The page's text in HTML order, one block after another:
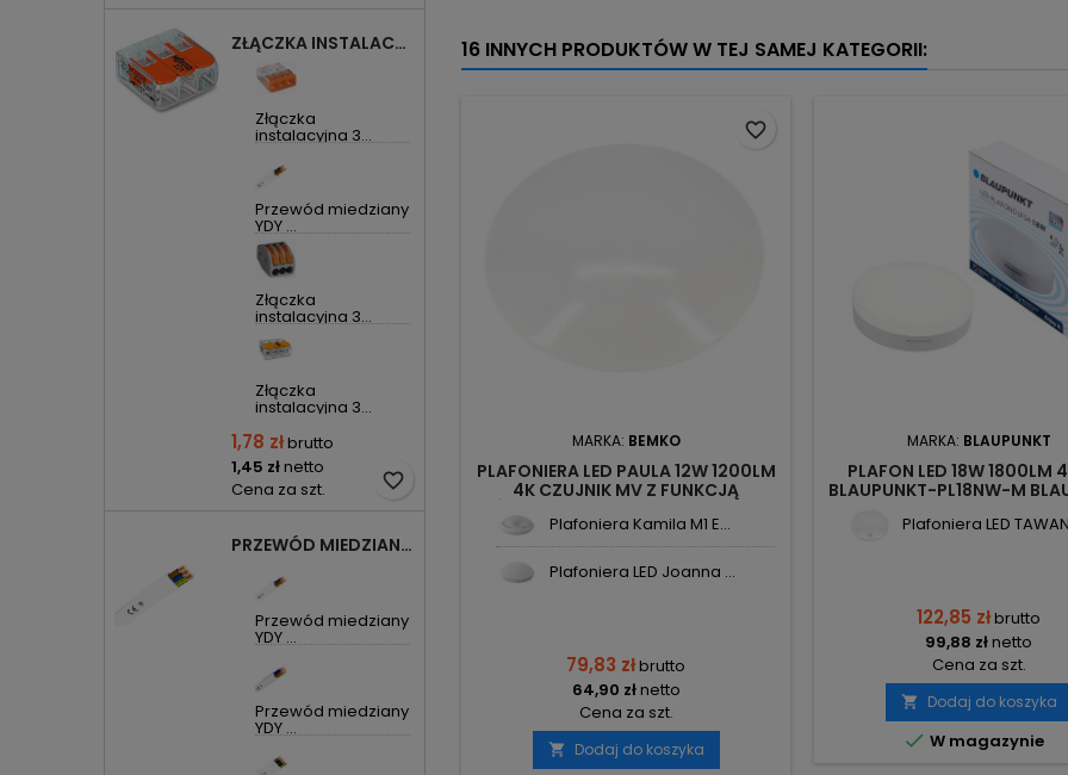
ZŁĄCZKA INSTALACYJNA 3X UNIWERSALNA COMPACT 221-413 WAGO
Złączka
instalacyjna 3...
Przewód miedziany
YDY ...
Złączka
instalacyjna 3...
Złączka
instalacyjna 3...
1,78 złbrutto
1,45 złnetto
Cena za szt.
favorite_border
PRZEWÓD MIEDZIANY YDYP DRUT 3X1,5MM2 ŻO 450/750V
Przewód miedziany
YDY ...
Przewód miedziany
YDY ...
16 INNYCH PRODUKTÓW W TEJ SAMEJ KATEGORII:
MARKA: BEMKO
PLAFONIERA LED PAULA 12W 1200LM
4K CZUJNIK MV Z FUNKCJĄ
MD BEMKO
Plafoniera Kamila M1 E...
Plafoniera LED Joanna ...
79,83 złbrutto
64,90 złnetto
Cena za szt.
 Dodaj do koszyka
favorite_border
MARKA: BLAUPUNKT
PLAFON LED 18W 1800LM
BLAUPUNKT-PL18NW-M
Plafoniera LED
122,85 złbrutto
99,88 złnetto
Cena za szt.
 Dodaj do koszyka
 W magazynie